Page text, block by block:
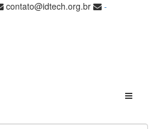
contato@idtech.org.br
-
Toggle